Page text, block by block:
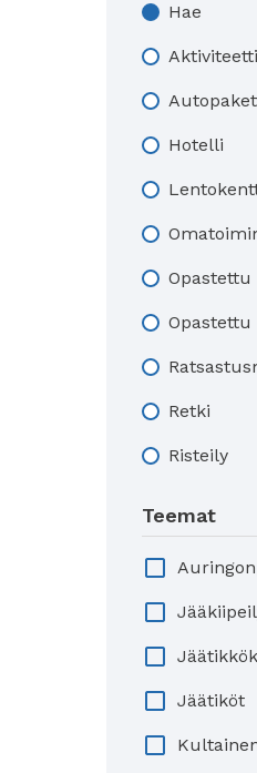
Hae
Hotelli
Opastettu
Opastettu
Retki
Risteily
Teemat
Jäätiköt